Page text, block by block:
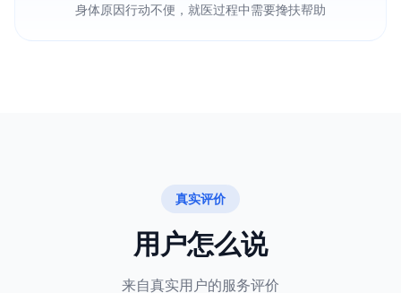
身体原因行动不便，就医过程中需要搀扶帮助
真实评价
用户怎么说
来自真实用户的服务评价